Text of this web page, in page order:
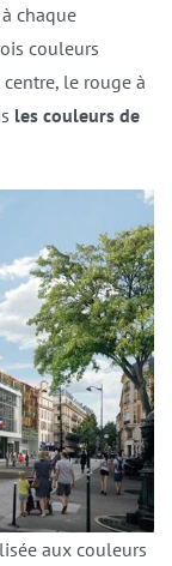
chaque
couleurs
le rouge à
les couleurs de
aux couleurs